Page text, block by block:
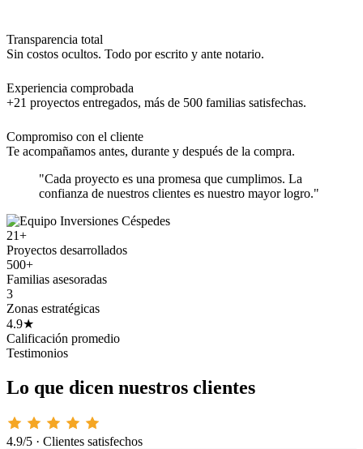
Transparencia total
Sin costos ocultos. Todo por escrito y ante notario.
Experiencia comprobada
+21 proyectos entregados, más de 500 familias satisfechas.
Compromiso con el cliente
Te acompañamos antes, durante y después de la compra.
"Cada proyecto es una promesa que cumplimos. La
confianza de nuestros clientes es nuestro mayor logro."
21+
Proyectos desarrollados
500+
Familias asesoradas
3
Zonas estratégicas
4.9★
Calificación promedio
Testimonios
Lo que dicen nuestros clientes
4.9/5 · Clientes satisfechos